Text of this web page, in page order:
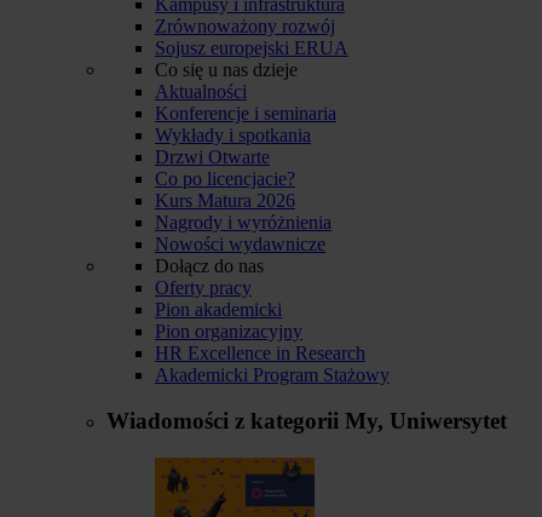
Zrównoważony rozwój
Sojusz europejski ERUA
Co się u nas dzieje
Aktualności
Konferencje i seminaria
Wykłady i spotkania
Drzwi Otwarte
Co po licencjacie?
Kurs Matura 2026
Nagrody i wyróżnienia
Nowości wydawnicze
Dołącz do nas
Oferty pracy
Pion akademicki
Pion organizacyjny
HR Excellence in Research
Akademicki Program Stażowy
Wiadomości z kategorii My, Uniwersytet